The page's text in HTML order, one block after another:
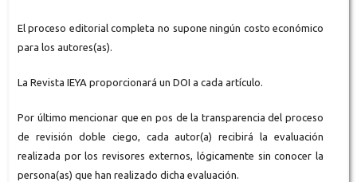
El proceso editorial completa no supone ningún costo económico
para los autores(as).
La Revista IEYA proporcionará un DOI a cada artículo.
Por último mencionar que en pos de la transparencia del proceso
de revisión doble ciego, cada autor(a) recibirá la evaluación
realizada por los revisores externos, lógicamente sin conocer la
persona(as) que han realizado dicha evaluación.